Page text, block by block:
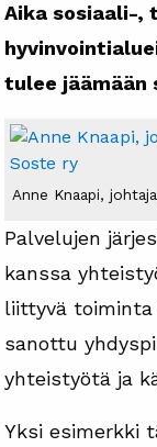
Aika sosiaali-,
tulee jäämään
Anne Knaapi,
Palvelujen
kanssa
liittyvä toiminta
sanottu
yhteistyötä ja
Yksi esimerkki